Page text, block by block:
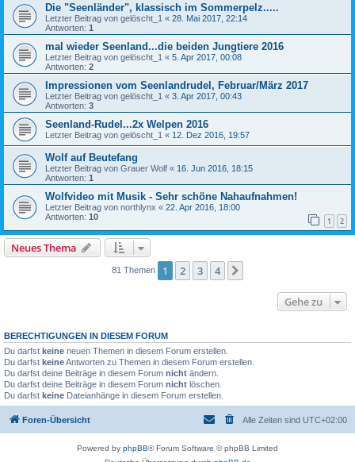
Die "Seenländer", klassisch im Sommerpelz.....
Letzter Beitrag von gelöscht_1 « 28. Mai 2017, 22:14
Antworten: 1
mal wieder Seenland...die beiden Jungtiere 2016
Letzter Beitrag von gelöscht_1 « 5. Apr 2017, 00:08
Antworten: 2
Impressionen vom Seenlandrudel, Februar/März 2017
Letzter Beitrag von gelöscht_1 « 3. Apr 2017, 00:43
Antworten: 3
Seenland-Rudel...2x Welpen 2016
Letzter Beitrag von gelöscht_1 « 12. Dez 2016, 19:57
Wolf auf Beutefang
Letzter Beitrag von Grauer Wolf « 16. Jun 2016, 18:15
Antworten: 1
Wolfvideo mit Musik - Sehr schöne Nahaufnahmen!
Letzter Beitrag von northlynx « 22. Apr 2016, 18:00
Antworten: 10 1 2
Neues Thema
81 Themen 1 2 3 4
Gehe zu
BERECHTIGUNGEN IN DIESEM FORUM
Du darfst keine neuen Themen in diesem Forum erstellen.
Du darfst keineAntworten zu Themen in diesem Forum erstellen.
Du darfst deine Beiträge in diesem Forum nicht ändern.
Du darfst deine Beiträge in diesem Forum nicht löschen.
Du darfst keine Dateianhänge in diesem Forum erstellen.
Foren-Übersicht Alle Zeiten sind UTC+02:00
Powered by phpBB® Forum Software © phpBB Limited